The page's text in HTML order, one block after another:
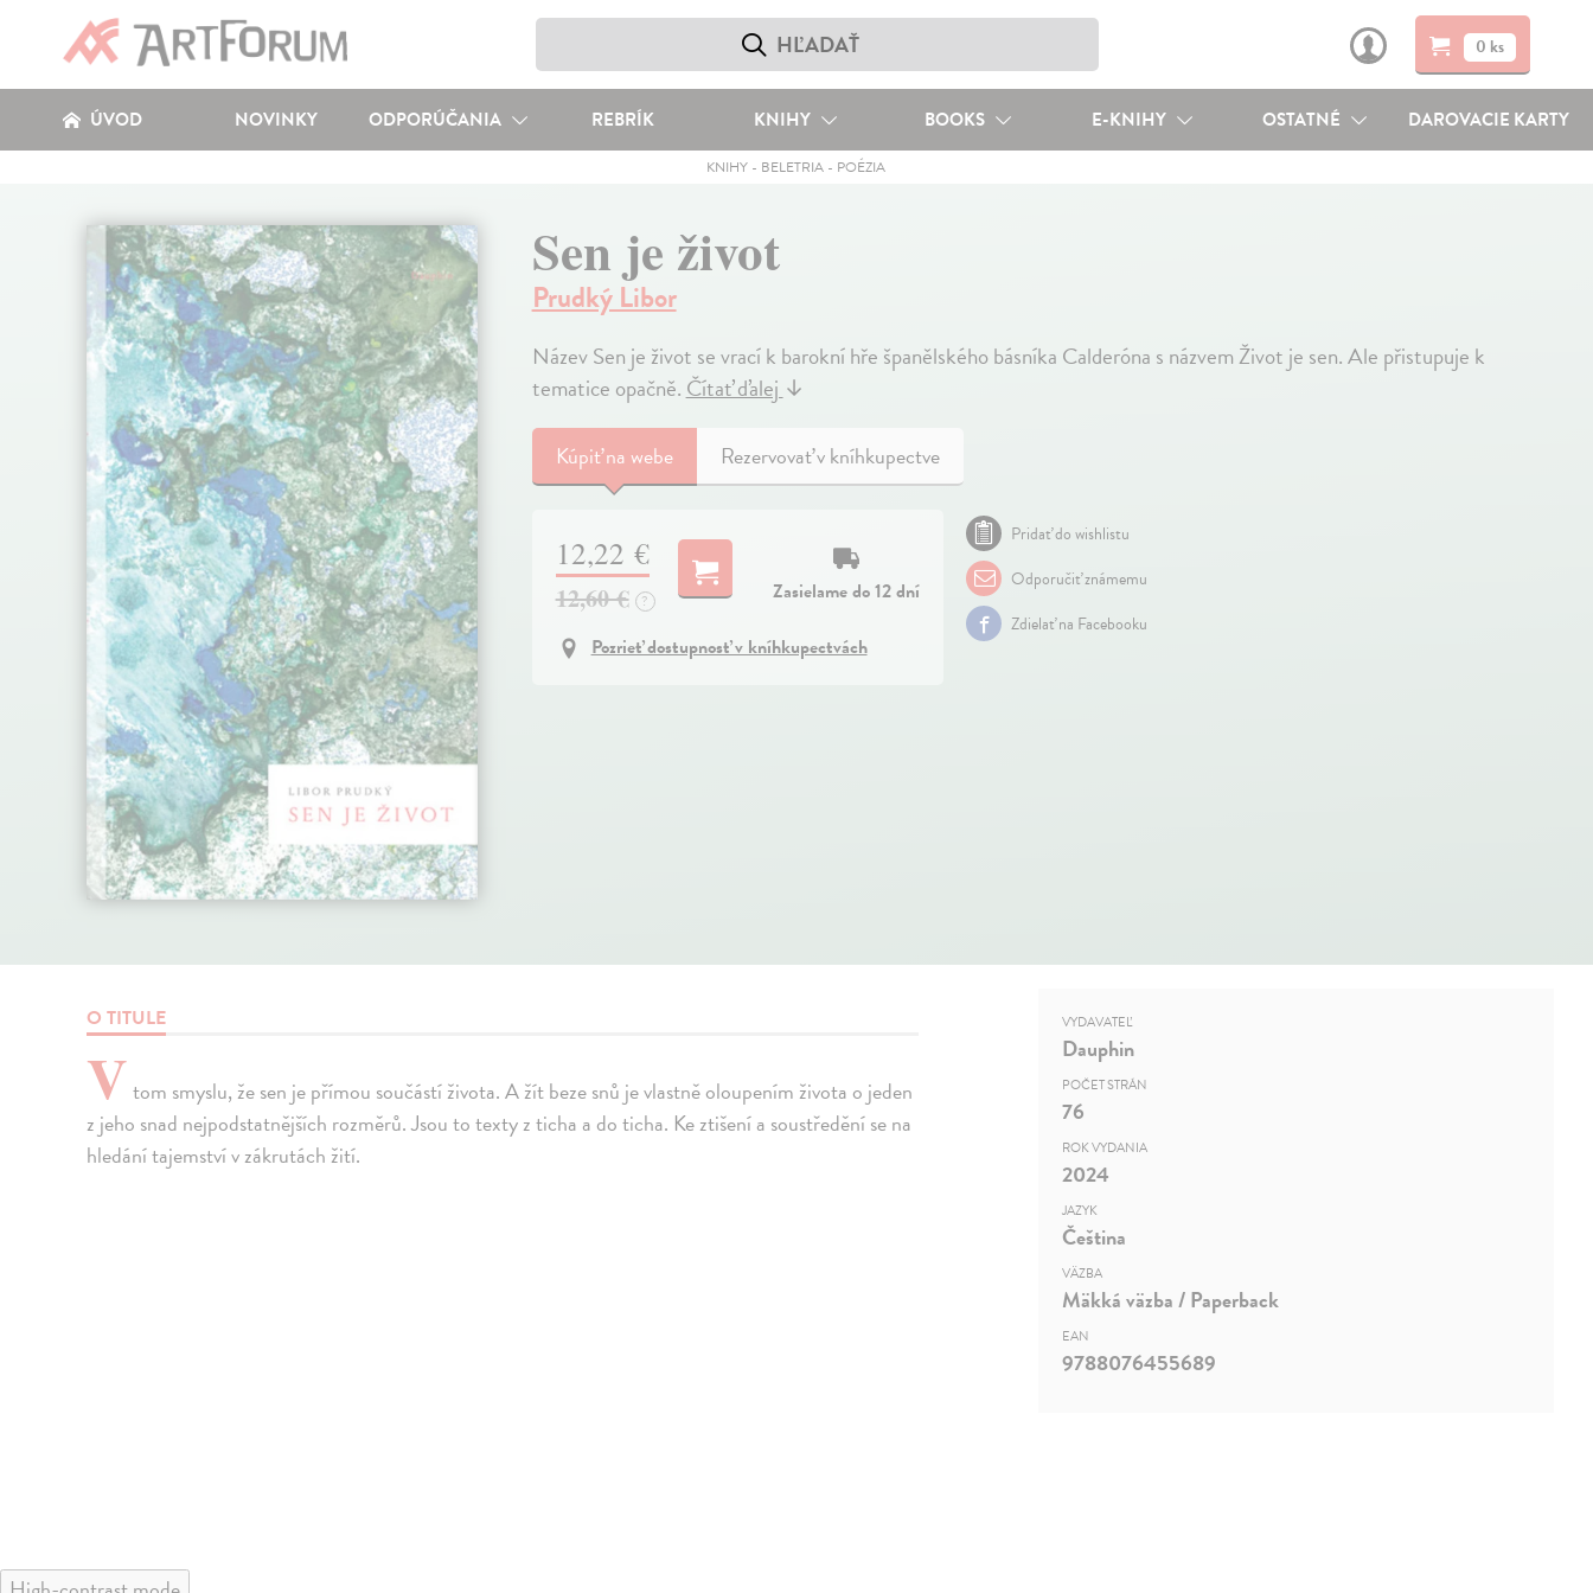
0 ks
ÚVOD NOVINKY ODPORÚČANIA REBRÍK KNIHY BOOKS E-KNIHY OSTATNÉ DAROVACIE KARTY
KNIHY - BELETRIA - POÉZIA
Sen je život
Prudký Libor
Název Sen je život se vrací k barokní hře španělského básníka Calderóna s názvem Život je sen. Ale přistupuje k
tematice opačně.Čítať ďalej↓
Kúpiťna webe Rezervovať v kníhkupectve
12,22 €
12,60 € ?
Zasielame do 12 dní
Pozrieť dostupnosť v kníhkupectvách
Pridať do wishlistu
Odporučiť známemu
Zdielať na Facebooku
O TITULE
Vtom smyslu, že sen je přímou součástí života. A žít beze snů je vlastně oloupením života o jeden
z jeho snad nejpodstatnějších rozměrů. Jsou to texty z ticha a do ticha. Ke ztišení a soustředění se na
hledání tajemství v zákrutách žití.
VYDAVATEĽ
Dauphin
POČET STRÁN
76
ROK VYDANIA
2024
JAZYK
Čeština
VÄZBA
Mäkká väzba / Paperback
EAN
9788076455689